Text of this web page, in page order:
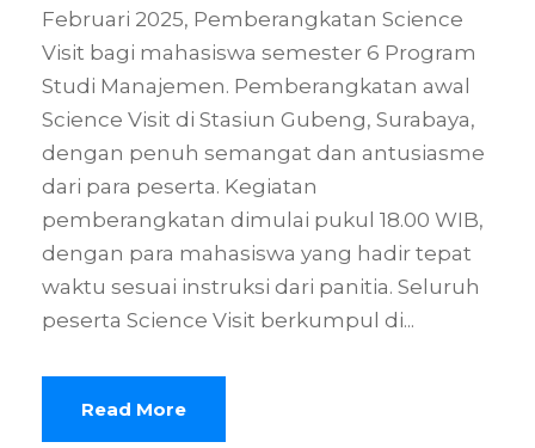
Februari 2025, Pemberangkatan Science
Visit bagi mahasiswa semester 6 Program
Studi Manajemen. Pemberangkatan awal
Science Visit di Stasiun Gubeng, Surabaya,
dengan penuh semangat dan antusiasme
dari para peserta. Kegiatan
pemberangkatan dimulai pukul 18.00 WIB,
dengan para mahasiswa yang hadir tepat
waktu sesuai instruksi dari panitia. Seluruh
peserta Science Visit berkumpul di...
Read More